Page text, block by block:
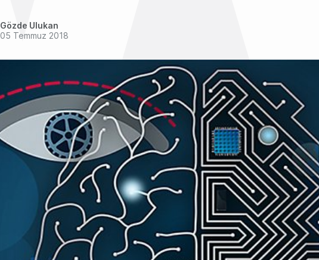
Gözde Ulukan
05 Temmuz 2018